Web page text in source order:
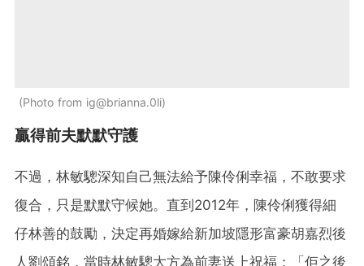
Photo from ig@brianna.0li
贏得前夫默默守護
不過，林敏驄深知自己無法給予陳伶俐幸福，不敢要求
復合，只是默默守候她。直到2012年，陳伶俐獲得細
仔林善的鼓勵，決定再婚嫁給新加坡隱形富豪胡嘉烈後
人劉頌銘，當時林敏驄大方為前妻送上祝福：「佢之後